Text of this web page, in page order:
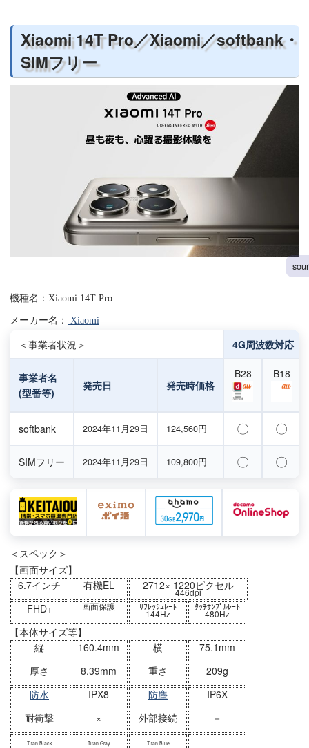
Xiaomi 14T Pro／Xiaomi／softbank・
SIMフリー
機種名：Xiaomi 14T Pro
メーカー名： Xiaomi
＜事業者状況＞ 4G周波数対応
事業者名
(型番等)
発売日 発売時価格
B28 B18
softbank 2024年11月29日 124,560円 〇 〇
SIMフリー 2024年11月29日 109,800円 〇 〇
＜スペック＞
【画面サイズ】
6.7インチ
有機EL 2712× 1220ピクセル
446dpi
FHD+ 画面保護
-
ﾘﾌﾚｯｼｭﾚｰﾄ
144Hz
ﾀｯﾁｻﾝﾌﾟﾙﾚｰﾄ
480Hz
【本体サイズ等】
縦
160.4mm 横
75.1mm
厚さ
8.39mm 重さ
209g
防水
IPX8 防塵
IP6X
耐衝撃
× 外部接続 －
Titan Black Titan Gray Titan Blue